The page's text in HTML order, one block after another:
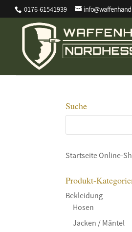
0176-61541939
Suche
Startseite Online-
Produkt-
Bekleidung
Hosen
Jacken / Mäntel